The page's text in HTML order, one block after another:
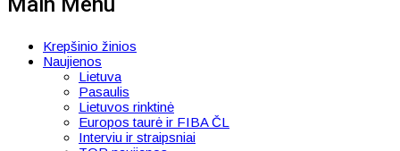
Krepšinio žinios
Naujienos
Lietuva
Pasaulis
Lietuvos rinktinė
Europos taurė ir FIBA ČL
Interviu ir straipsniai